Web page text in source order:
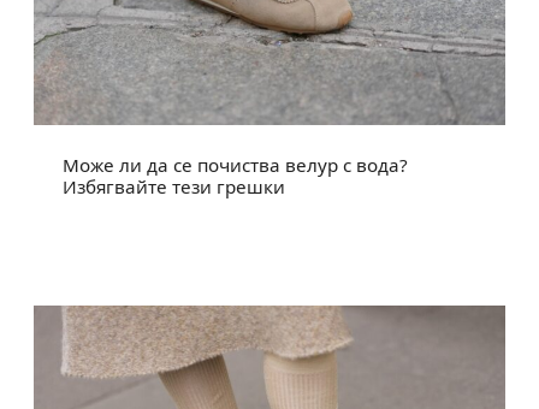
Може ли да се почиства велур с вода?
Избягвайте тези грешки